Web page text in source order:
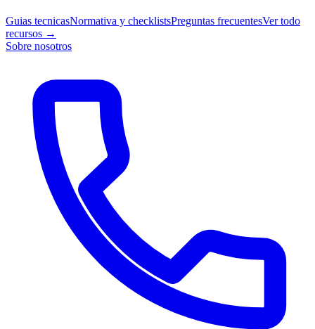
Guias tecnicasNormativa y checklistsPreguntas frecuentesVer todo
recursos →
Sobre nosotros